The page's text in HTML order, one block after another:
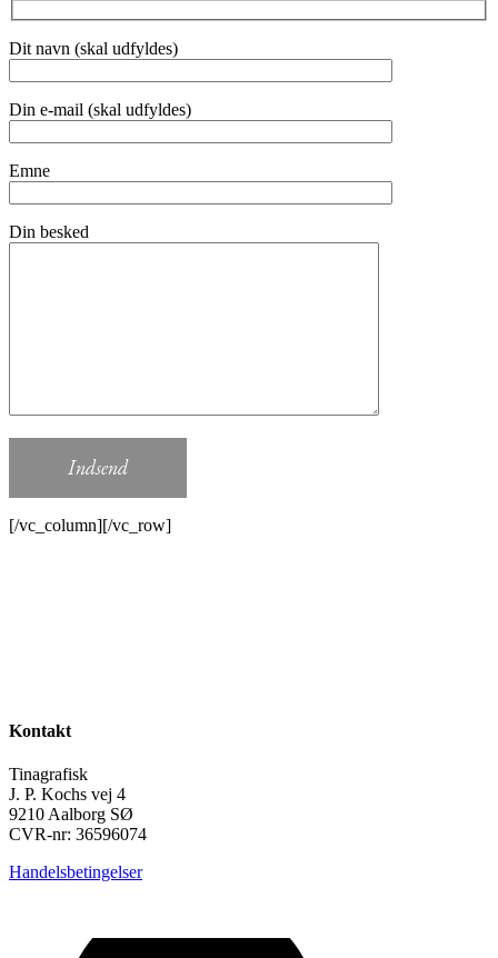
Dit navn (skal udfyldes)
Din e-mail (skal udfyldes)
Emne
Din besked
Indsend
[/vc_column][/vc_row]
Kontakt
Tinagrafisk
J. P. Kochs vej 4
9210 Aalborg SØ
CVR-nr: 36596074
Handelsbetingelser